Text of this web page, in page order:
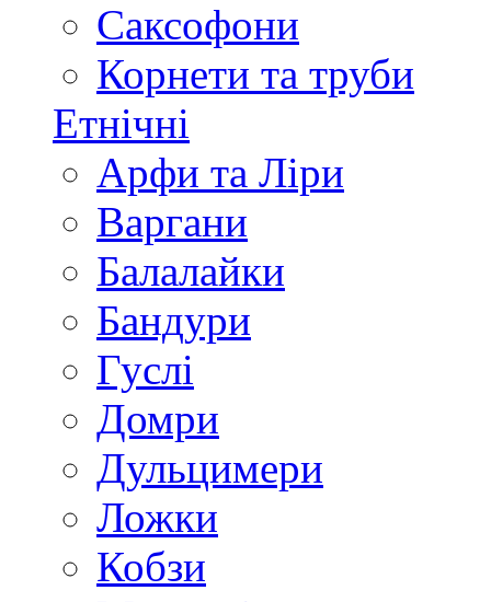
Саксофони
Корнети та труби
Етнічні
Арфи та Ліри
Варгани
Балалайки
Бандури
Гуслі
Домри
Дульцимери
Ложки
Кобзи